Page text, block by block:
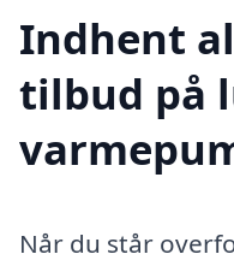
Indhent
tilbud på
Når du står